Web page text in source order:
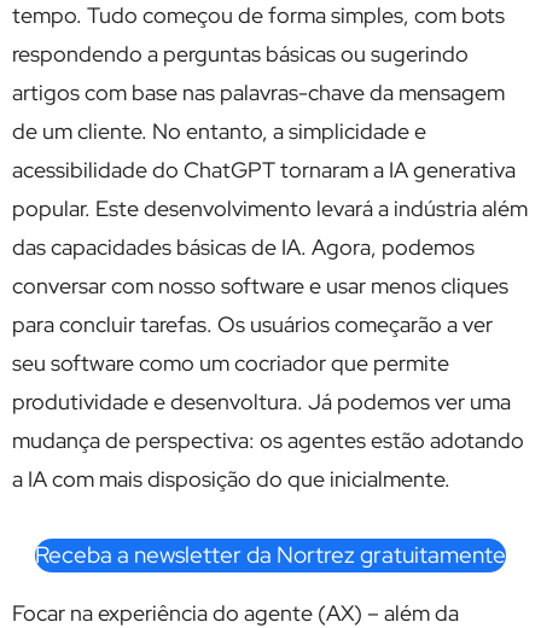
tempo. Tudo começou de forma simples, com bots
respondendo a perguntas básicas ou sugerindo
artigos com base nas palavras-chave da mensagem
de um cliente. No entanto, a simplicidade e
acessibilidade do ChatGPT tornaram a IA generativa
popular. Este desenvolvimento levará a indústria além
das capacidades básicas de IA. Agora, podemos
conversar com nosso software e usar menos cliques
para concluir tarefas. Os usuários começarão a ver
seu software como um cocriador que permite
produtividade e desenvoltura. Já podemos ver uma
mudança de perspectiva: os agentes estão adotando
a IA com mais disposição do que inicialmente.
Receba a newsletter da Nortrez gratuitamente
Focar na experiência do agente (AX) – além da